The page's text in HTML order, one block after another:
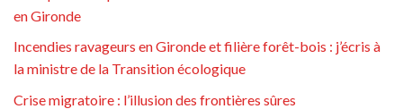
en Gironde
Incendies ravageurs en Gironde et filière forêt-bois : j’écris à
la ministre de la Transition écologique
Crise migratoire : l’illusion des frontières sûres